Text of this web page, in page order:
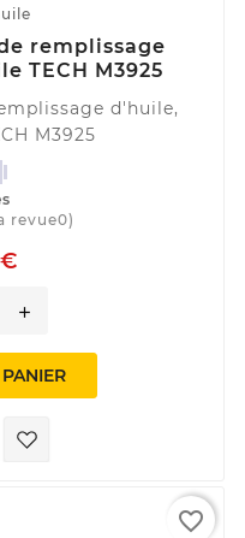
remplissage
TECH M3925
M3925
revue0)
add
favorite_border